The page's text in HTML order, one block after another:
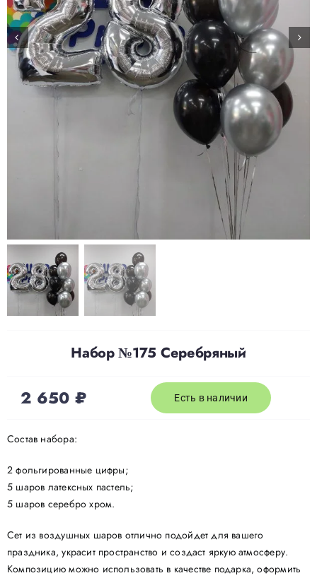
Доставка
О нас
Отзывы
Контакты
Политика конфиденциальности
Набор №175 Серебряный
2 650 ₽ Есть в наличии
Состав набора:
2 фольгированные цифры;
5 шаров латексных пастель;
5 шаров серебро хром.
Сет из воздушных шаров отлично подойдет для вашего
праздника, украсит пространство и создаст яркую атмосферу.
Композицию можно использовать в качестве подарка, оформить